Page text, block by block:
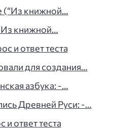
(“Из книжной…
книжной…
и ответ теста
для создания…
азбука: -…
Древней Руси: -…
и ответ теста